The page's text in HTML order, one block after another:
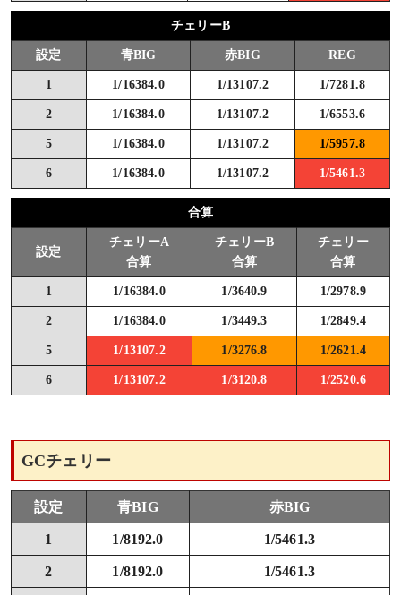
チェリーB
設定 青BIG 赤BIG REG
1 1/16384.0 1/13107.2 1/7281.8
2 1/16384.0 1/13107.2 1/6553.6
5 1/16384.0 1/13107.2 1/5957.8
6 1/16384.0 1/13107.2 1/5461.3
合算
設定
チェリーA
合算
チェリーB
合算
チェリー
合算
1 1/16384.0 1/3640.9 1/2978.9
2 1/16384.0 1/3449.3 1/2849.4
5 1/13107.2 1/3276.8 1/2621.4
6 1/13107.2 1/3120.8 1/2520.6
GCチェリー
設定 青BIG 赤BIG
1 1/8192.0 1/5461.3
2 1/8192.0 1/5461.3